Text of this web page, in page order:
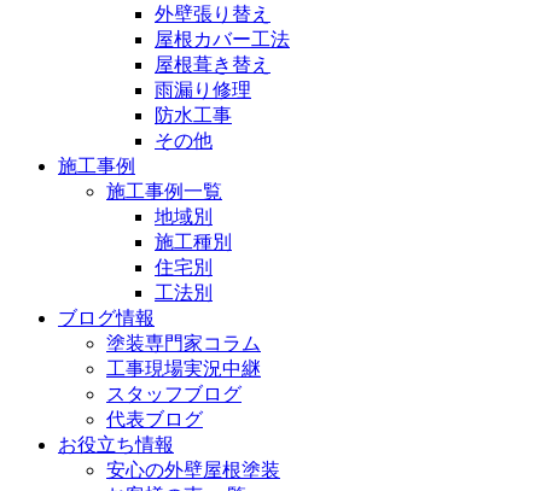
外壁張り替え
屋根カバー工法
屋根葺き替え
雨漏り修理
防水工事
その他
施工事例
施工事例一覧
地域別
施工種別
住宅別
工法別
ブログ情報
塗装専門家コラム
工事現場実況中継
スタッフブログ
代表ブログ
お役立ち情報
安心の外壁屋根塗装